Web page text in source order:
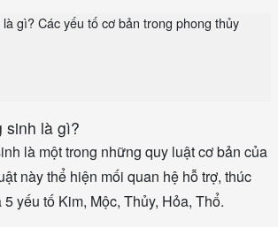
sinh là gì?
là một trong những quy luật cơ bản của
này thể hiện mối quan hệ hỗ trợ, thúc
yếu tố Kim, Mộc, Thủy, Hỏa, Thổ.